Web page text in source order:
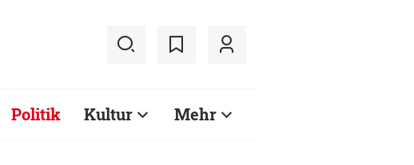
Politik Kultur Mehr